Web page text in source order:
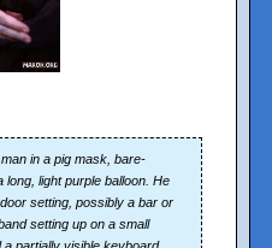
in a pig mask, bare-
light purple balloon. He
setting, possibly a bar or
setting up on a small